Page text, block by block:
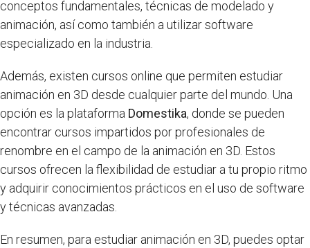
conceptos fundamentales, técnicas de modelado y
animación, así como también a utilizar software
especializado en la industria.
Además, existen cursos online que permiten estudiar
animación en 3D desde cualquier parte del mundo. Una
opción es la plataforma Domestika, donde se pueden
encontrar cursos impartidos por profesionales de
renombre en el campo de la animación en 3D. Estos
cursos ofrecen la flexibilidad de estudiar a tu propio ritmo
y adquirir conocimientos prácticos en el uso de software
y técnicas avanzadas.
En resumen, para estudiar animación en 3D, puedes optar